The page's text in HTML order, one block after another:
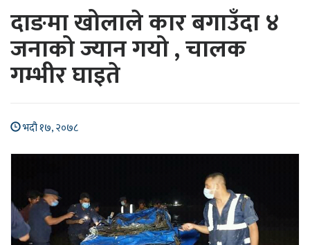
दाङमा खोलाले कार बगाउँदा ४
जनाको ज्यान गयो , चालक
गम्भीर घाइते
भदौ १७, २०७८